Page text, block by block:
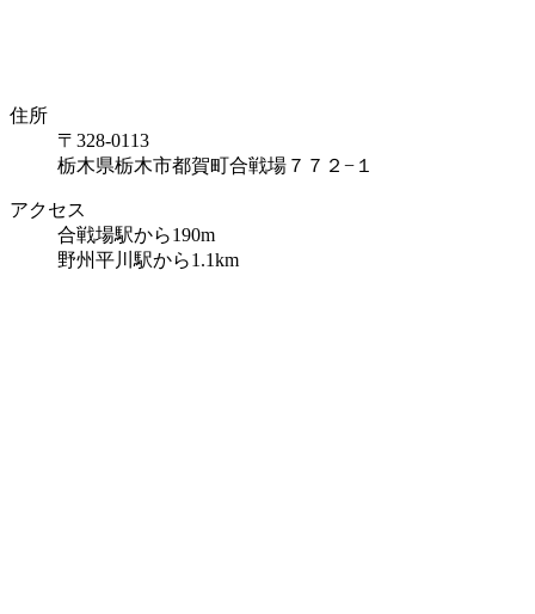
住所
〒328-0113
栃木県栃木市都賀町合戦場７７２−１
アクセス
合戦場駅から190m
野州平川駅から1.1km